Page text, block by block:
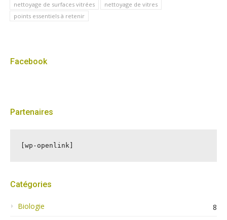
nettoyage de surfaces vitrées
nettoyage de vitres
points essentiels à retenir
Facebook
Partenaires
[wp-openlink]
Catégories
Biologie
8